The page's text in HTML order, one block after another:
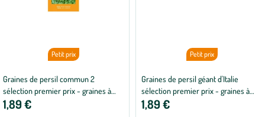
Petit prix
Graines de persil commun 2
sélection premier prix - graines à
semer
1,89 €
Petit prix
Graines de persil géant d'Italie
sélection premier prix - graines à
semer
1,89 €